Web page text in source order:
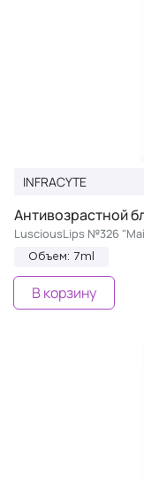
INFRACYTE
Антивозрастной
LusciousLips №326
Объем: 7ml
В корзину